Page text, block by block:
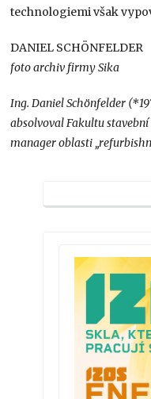
technologiemi však
DANIEL SCHÖNFELDER
foto archiv firmy Sika
Ing. Daniel Schönfelder
absolvoval Fakultu
manager oblasti